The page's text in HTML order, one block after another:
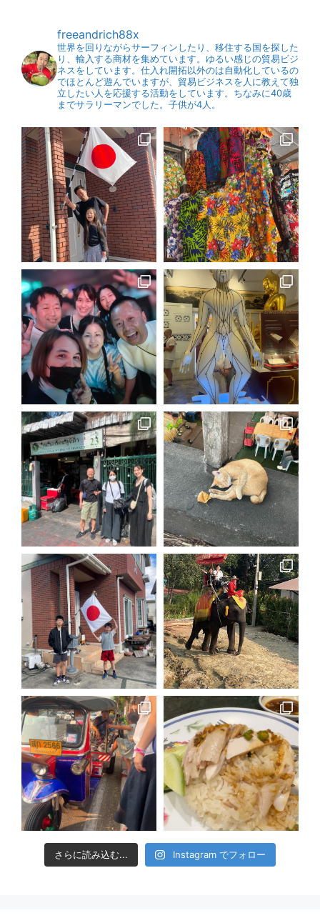
freeandrich88x
世界を回りながらサーフィンしたり、移住する国を探した
り、輸入する商材を集めています。ゆるい感じの貿易ビジ
ネスをしています。仕入れ開拓以外のは自動化しているの
でほとんど遊んでいますが、貿易ビジネスを人に教えて独
立したい人を応援する活動をしています。ちなみに40歳
までサラリーマンでした。子供が4人。
さらに読み込む... Instagram でフォロー